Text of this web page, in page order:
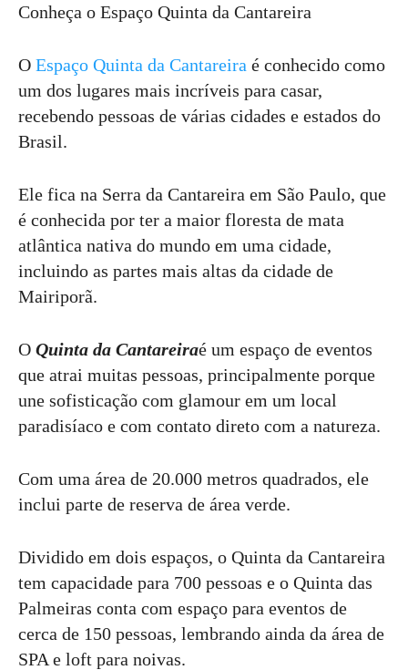
Conheça o Espaço Quinta da Cantareira
O Espaço Quinta da Cantareira é conhecido como
um dos lugares mais incríveis para casar,
recebendo pessoas de várias cidades e estados do
Brasil.
Ele fica na Serra da Cantareira em São Paulo, que
é conhecida por ter a maior floresta de mata
atlântica nativa do mundo em uma cidade,
incluindo as partes mais altas da cidade de
Mairiporã.
O Quinta da Cantareiraé um espaço de eventos
que atrai muitas pessoas, principalmente porque
une sofisticação com glamour em um local
paradisíaco e com contato direto com a natureza.
Com uma área de 20.000 metros quadrados, ele
inclui parte de reserva de área verde.
Dividido em dois espaços, o Quinta da Cantareira
tem capacidade para 700 pessoas e o Quinta das
Palmeiras conta com espaço para eventos de
cerca de 150 pessoas, lembrando ainda da área de
SPA e loft para noivas.